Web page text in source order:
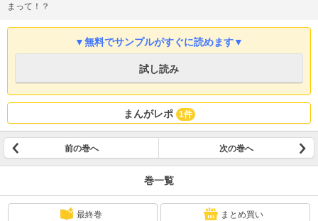
まって！？
▼無料でサンプルがすぐに読めます▼
試し読み
まんがレポ 1件
前の巻へ 次の巻へ
巻一覧
最終巻 まとめ買い